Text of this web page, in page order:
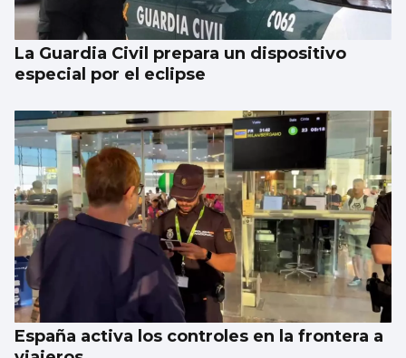
La Guardia Civil prepara un dispositivo
especial por el eclipse
España activa los controles en la frontera a